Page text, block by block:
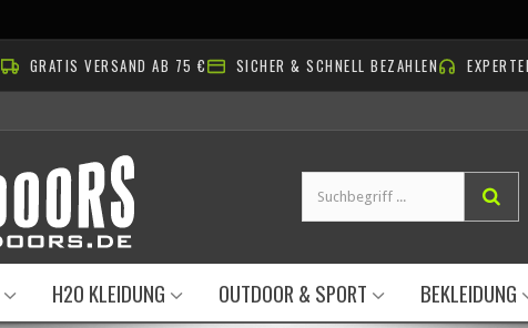
GRATIS VERSAND AB 75 € SICHER & SCHNELL BEZAHLEN
H2O KLEIDUNG OUTDOOR & SPORT BEKLEIDUNG